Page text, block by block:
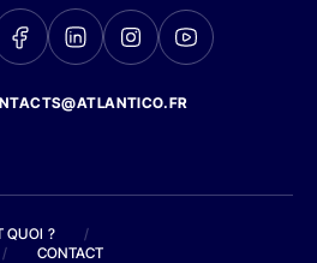
QUOI ?
/
/ CONTACT